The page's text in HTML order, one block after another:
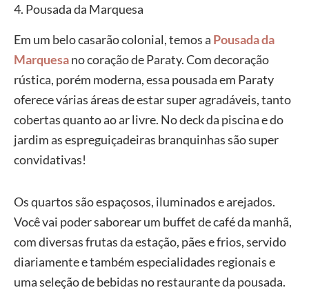
4. Pousada da Marquesa
Em um belo casarão colonial, temos a Pousada da
Marquesano coração de Paraty. Com decoração
rústica, porém moderna, essa pousada em Paraty
oferece várias áreas de estar super agradáveis, tanto
cobertas quanto ao ar livre. No deck da piscina e do
jardim as espreguiçadeiras branquinhas são super
convidativas!
Os quartos são espaçosos, iluminados e arejados.
Você vai poder saborear um buffet de café da manhã,
com diversas frutas da estação, pães e frios, servido
diariamente e também especialidades regionais e
uma seleção de bebidas no restaurante da pousada.